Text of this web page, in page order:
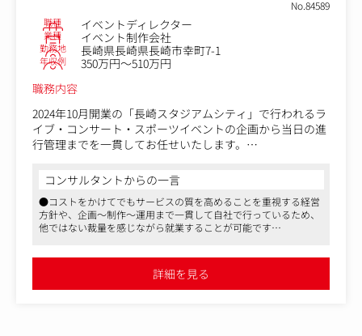
No.84589
職種 イベントディレクター
業種 イベント制作会社
勤務地 長崎県長崎県長崎市幸町7-1
年収例
350万円～510万円
職務内容
2024年10月開業の「長崎スタジアムシティ」で行われるラ
イブ・コンサート・スポーツイベントの企画から当日の進
行管理までを一貫してお任せいたします。
＜具体的には＞
・イベントの全体管理、当日進行
・スタジアム、アリーナのビジョン・MC担当・音響など
関係各所との連携
・イベント演者事務所や音響グループなど関係各所との連
・タイムスケジュール作成
コンサルタントからの一言
●コストをかけてでもサービスの質を高めることを重視する経営
方針や、企画～制作～運用まで一貫して自社で行っているため、
他ではない裁量を感じながら就業することが可能です
●人事制度も豊富で、最少年課長23歳・最少年部長29歳と誰にで
もチャンスがある環境です詳細を見る